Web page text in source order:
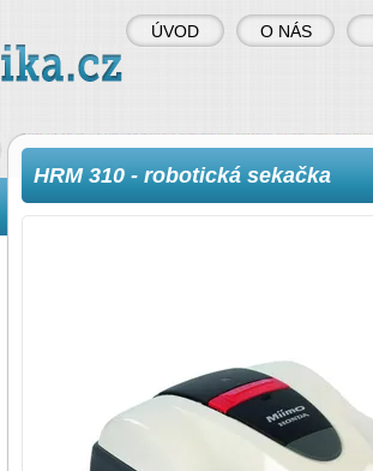
HRM 310 - robotická sekačka
ÚVOD O NÁS